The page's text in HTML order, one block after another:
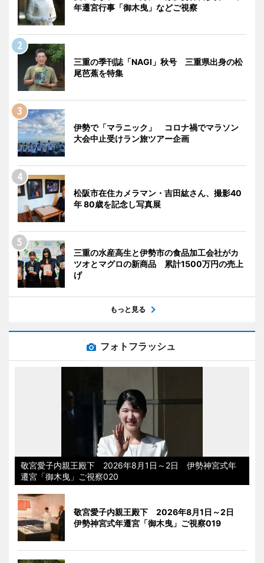
年遷宮行事「御木曳」などご視察
三重の季刊誌「NAGI」秋号 三重県出身の松
尾芭蕉を特集
伊勢で「マラニック」 コロナ禍でマラソン
大会中止受けラン旅ツアー企画
松阪市在住カメラマン・吉田紘さん、撮影40
年 80歳を記念し写真展
三重の水産高生と伊勢市の食品加工会社がカ
ツオとマグロの新商品 累計1500万円の売上
げ
もっと見る
フォトフラッシュ
敬宮愛子内親王殿下 2026年8月1日～2日 伊勢神宮式年
遷宮「御木曳」ご視察020
敬宮愛子内親王殿下 2026年8月1日～2日
伊勢神宮式年遷宮「御木曳」ご視察019